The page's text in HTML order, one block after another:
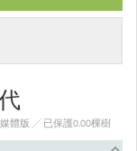
體版 ╱ 已保護0.00棵樹